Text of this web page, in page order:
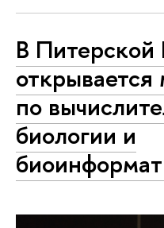
В
открывается
по
биологии и